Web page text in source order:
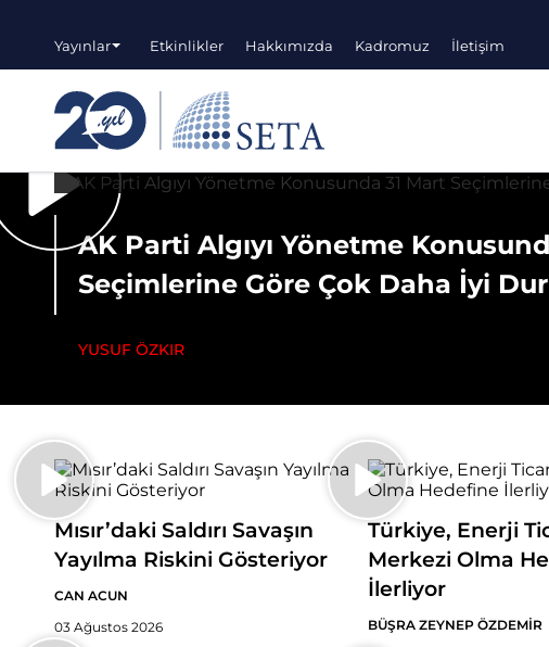
Yayınlar Etkinlikler Hakkımızda Kadromuz İletişim
AK Parti Algıyı Yönetme
Seçimlerine Göre Çok Daha İyi
YUSUF ÖZKIR
Mısır’daki Saldırı Savaşın
Yayılma Riskini Gösteriyor
CAN ACUN
03 Ağustos 2026
Türkiye, Enerji
Merkezi Olma
İlerliyor
BÜŞRA ZEYNEP ÖZDEMİR